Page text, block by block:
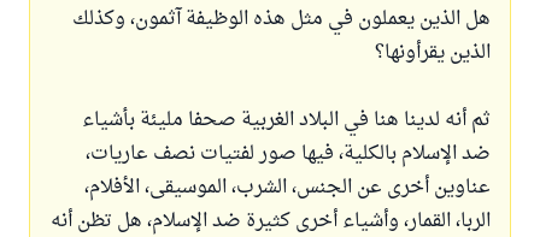
هل الذين يعملون في مثل هذه الوظيفة آثمون، وكذلك
الذين يقرأونها؟
ثم أنه لدينا هنا في البلاد الغربية صحفا مليئة بأشياء
ضد الإسلام بالكلية، فيها صور لفتيات نصف عاريات،
عناوين أخرى عن الجنس، الشرب، الموسيقى، الأفلام،
الربا، القمار، وأشياء أخرى كثيرة ضد الإسلام، هل تظن أنه